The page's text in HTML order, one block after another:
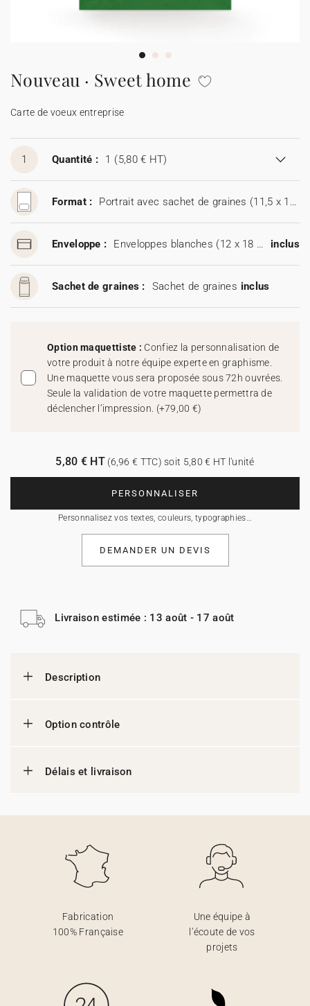
★ Demande d'échantillons
Menus
Présentoirs comptoir
Stickers
Nouveau · Sweet home
Carte de voeux entreprise
1 Quantité : 1 (5,80 € HT)
Format : Portrait avec sachet de graines (11,5 x 17 cm)
Enveloppe : Enveloppes blanches (12 x 18 cm) inclus
Sachet de graines : Sachet de graines inclus
Option maquettiste : Confiez la personnalisation de
votre produit à notre équipe experte en graphisme.
Une maquette vous sera proposée sous 72h ouvrées.
Seule la validation de votre maquette permettra de
déclencher l’impression. (+79,00 €)
PERSONNALISER
Personnalisez vos textes, couleurs, typographies…
5,80 € HT(6,96 € TTC) soit 5,80 € HT l'unité
DEMANDER UN DEVIS
Livraison estimée : 13 août - 17 août
Description
Option contrôle
Délais et livraison
Fabrication
100% Française
Une équipe à
l’écoute de vos
projets